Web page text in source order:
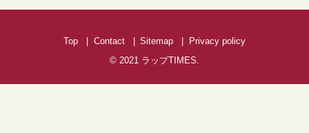
Top Contact Sitemap
Privacy policy
© 2021 ラップTIMES